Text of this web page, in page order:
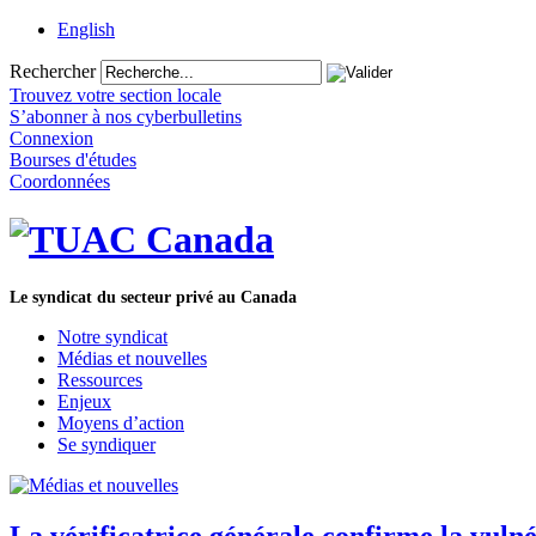
English
Rechercher
Trouvez votre section locale
S’abonner à nos cyberbulletins
Connexion
Bourses d'études
Coordonnées
Le syndicat du secteur privé au Canada
Notre syndicat
Médias et nouvelles
Ressources
Enjeux
Moyens d’action
Se syndiquer